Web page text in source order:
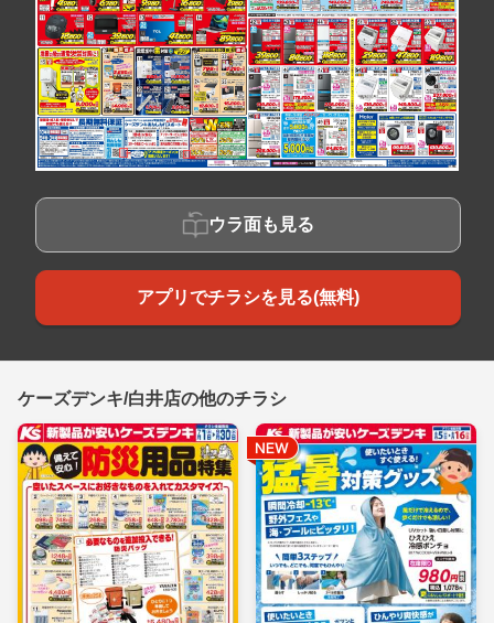
ウラ面も見る
アプリでチラシを見る(無料)
ケーズデンキ/白井店の他のチラシ